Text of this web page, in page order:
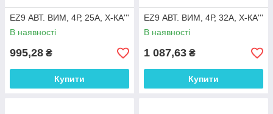
EZ9 АВТ. ВИМ, 4Р, 25А, Х-КА'''
В наявності
995,28 ₴
Купити
EZ9 АВТ. ВИМ, 4Р, 32А, Х-КА'''
В наявності
1 087,63 ₴
Купити